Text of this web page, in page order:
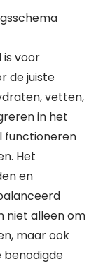
voor
de juiste
vetten,
in het
functioneren
Het
en
niet alleen om
maar ook
benodigde